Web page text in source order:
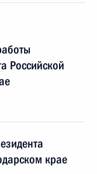
Российской
крае